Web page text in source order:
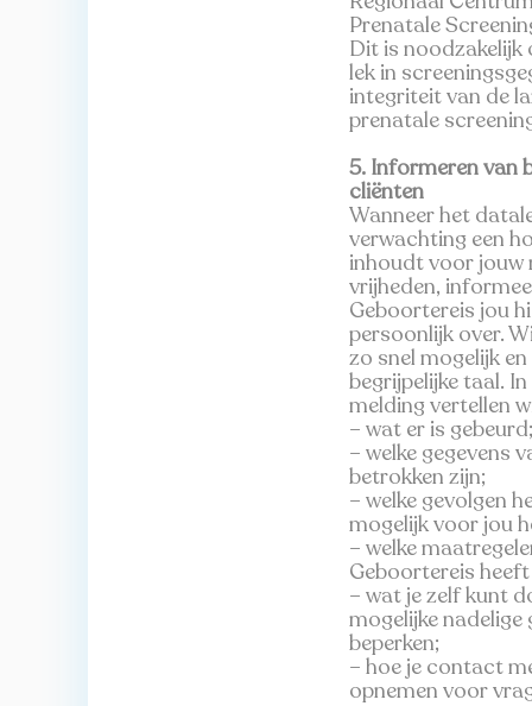
Prenatale
Dit is noodzakelijk
lek in
integriteit van de
prenatale
5. Informeren van
cliënten
Wanneer het
verwachting een
inhoudt voor jouw
vrijheden,
Geboortereis jou
persoonlijk over.
zo snel mogelijk en
begrijpelijke taal. In
melding vertellen
– wat er is gebeurd;
– welke gegevens
betrokken zijn;
– welke gevolgen
mogelijk voor jou
– welke
Geboortereis
– wat je zelf kunt
mogelijke nadelige
beperken;
– hoe je contact
opnemen voor